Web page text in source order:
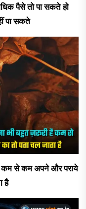
पैसे तो पा सकते हो
पा सकते
कम से कम अपने और पराये
है